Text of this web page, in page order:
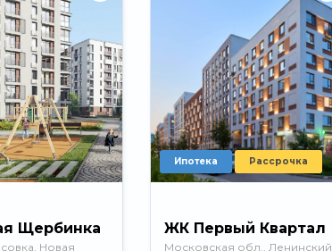
Щербинка
​Новая
Ипотека Рассрочка
ЖК Первый Квартал
Московская обл., Ленинский